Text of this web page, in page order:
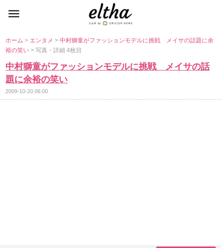
ホーム> エンタメ>中村獅童がファッションモデルに挑戦 メイサの話題に余
裕の笑い> 写真・詳細 4枚目
中村獅童がファッションモデルに挑戦 メイサの話
題に余裕の笑い
2009-10-20 06:00